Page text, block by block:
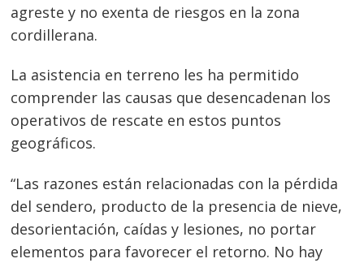
agreste y no exenta de riesgos en la zona
cordillerana.
La asistencia en terreno les ha permitido
comprender las causas que desencadenan los
operativos de rescate en estos puntos
geográficos.
“Las razones están relacionadas con la pérdida
del sendero, producto de la presencia de nieve,
desorientación, caídas y lesiones, no portar
elementos para favorecer el retorno. No hay